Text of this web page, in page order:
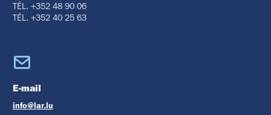
TÉL. +352 48 90 06
TÉL. +352 40 25 63
E-mail
info@lar.lu